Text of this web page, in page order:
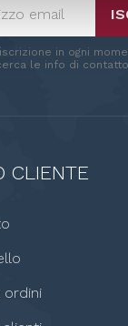
in ogni
le info di
CLIENTE
ordini